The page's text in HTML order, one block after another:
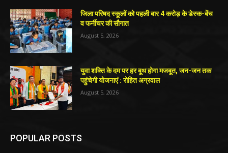
जिला परिषद स्कूलों को पहली बार 4 करोड़ के डेस्क-बेंच
व फर्नीचर की सौगात
August 5, 2026
युवा शक्ति के दम पर हर बूथ होगा मजबूत, जन-जन तक
पहुंचेगी योजनाएं : रोहित अग्रवाल
August 5, 2026
POPULAR POSTS